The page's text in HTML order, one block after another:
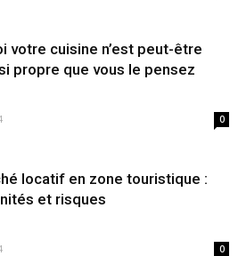
votre cuisine n’est peut-être
propre que vous le pensez
0
locatif en zone touristique :
et risques
0